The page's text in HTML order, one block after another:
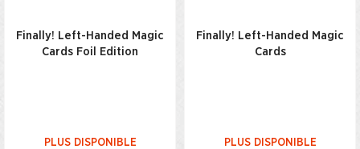
Finally! Left-Handed Magic
Cards Foil Edition
PLUS DISPONIBLE
Finally! Left-Handed Magic
Cards
PLUS DISPONIBLE